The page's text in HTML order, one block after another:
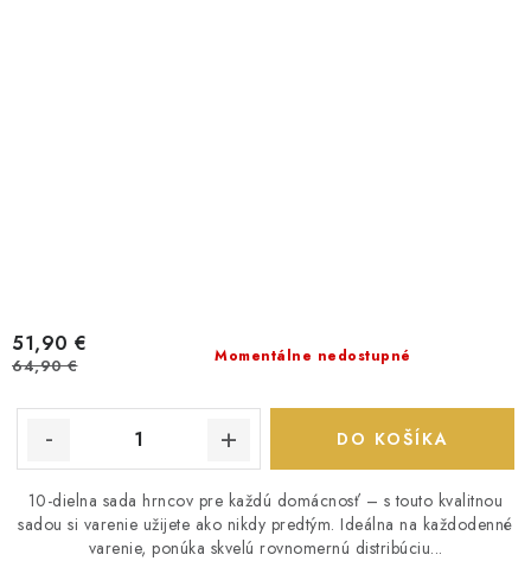
Momentálne nedostupné
51,90 €
64,90 €
DO KOŠÍKA
10-dielna sada hrncov pre každú domácnosť – s touto kvalitnou
sadou si varenie užijete ako nikdy predtým. Ideálna na každodenné
varenie, ponúka skvelú rovnomernú distribúciu...